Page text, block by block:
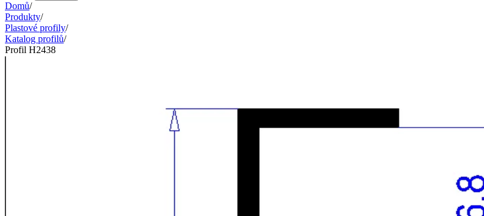
Domů/
Produkty/
Plastové profily/
Katalog profilů/
Profil H2438